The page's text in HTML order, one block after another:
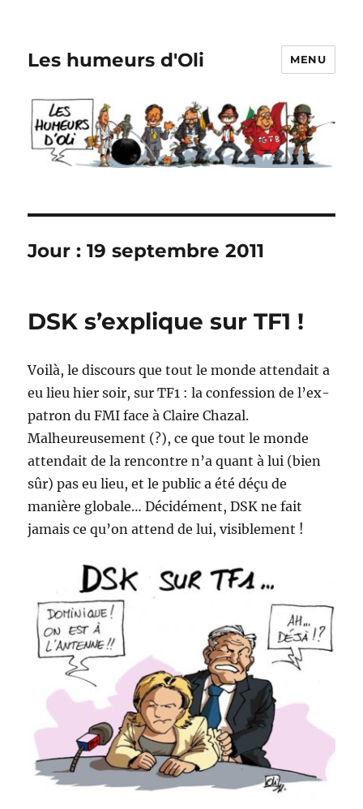
Les humeurs d'Oli MENU
Jour :19 septembre 2011
DSK s’explique sur TF1 !
Voilà, le discours que tout le monde attendait a
eu lieu hier soir, sur TF1 : la confession de l’ex-
patron du FMI face à Claire Chazal.
Malheureusement (?), ce que tout le monde
attendait de la rencontre n’a quant à lui (bien
sûr) pas eu lieu, et le public a été déçu de
manière globale… Décidément, DSK ne fait
jamais ce qu’on attend de lui, visiblement !